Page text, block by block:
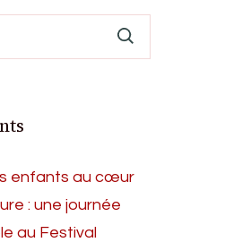
enfants au cœur
: une journée
au Festival